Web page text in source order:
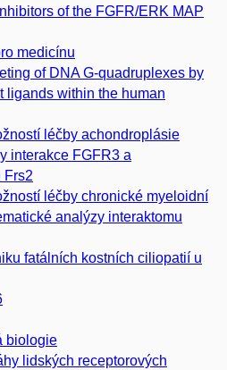
of the FGFR/ERK MAP
medicínu
of DNA G-quadruplexes by
ligands within the human
léčby achondroplásie
interakce FGFR3 a
Frs2
léčby chronické myeloidní
analýzy interaktomu
fatálních kostních ciliopatií u
biologie
lidských receptorových